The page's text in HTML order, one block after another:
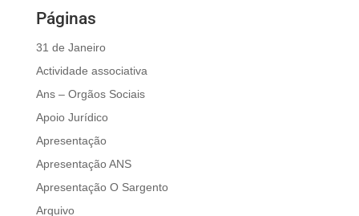
Páginas
31 de Janeiro
Actividade associativa
Ans – Orgãos Sociais
Apoio Jurídico
Apresentação
Apresentação ANS
Apresentação O Sargento
Arquivo